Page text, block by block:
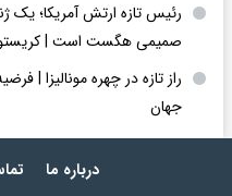
رئیس تازه ارتش آمریکا؛ یک
صمیمی هگست است |
راز تازه در چهره مونالیزا |
جهان
درباره ما